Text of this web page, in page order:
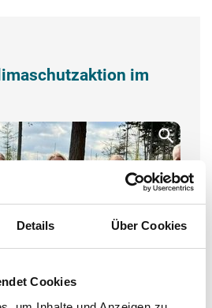
Details Über Cookies
Cookies
im